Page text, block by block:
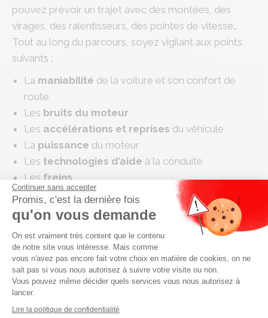
pouvez prévoir un trajet avec des montées, des
virages, des ralentisseurs, des pointes de vitesse…
Tout au long du parcours, soyez vigilant aux points
suivants :
La maniabilité de la voiture et son confort de
route
Les bruits du moteur
Les accélérations et reprises du véhicule
La puissance du moteur
Les technologies d’aide à la conduite
Lesfreins
Laconsommation de l’auto
Avant l’achat, demandez
votre essai gratuit en
concession
Continuer sans accepter
Promis, c'est la dernière fois
qu'on vous demande
Plateforme de Gestion du
On est vraiment très content que le contenu
de notre site vous intéresse. Mais comme
vous n'avez pas encore fait votre choix en matière de cookies, on ne
sait pas si vous nous autorisez à suivre votre visite ou non.
Vous pouvez même décider quels services vous nous autorisez à
lancer.
Lire la politique de confidentialité